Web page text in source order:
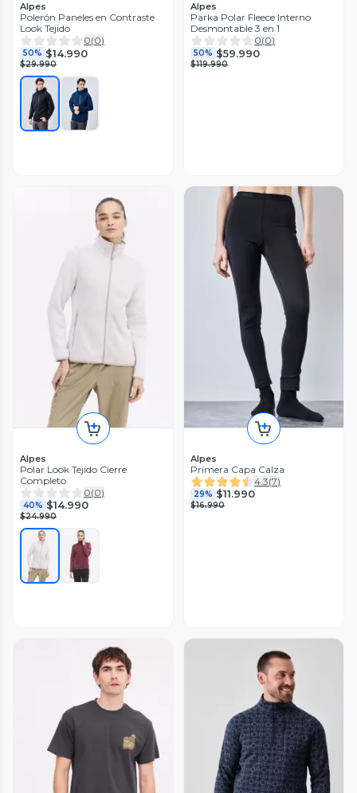
Alpes
Polerón Paneles en Contraste
Look Tejido
0(0)
50% $14.990
$29.990
Alpes
Parka Polar Fleece Interno
Desmontable 3 en 1
0(0)
50% $59.990
$119.990
Alpes
Polar Look Tejido Cierre
Completo
0(0)
40% $14.990
$24.990
Alpes
Primera Capa Calza
4.3(7)
29% $11.990
$16.990